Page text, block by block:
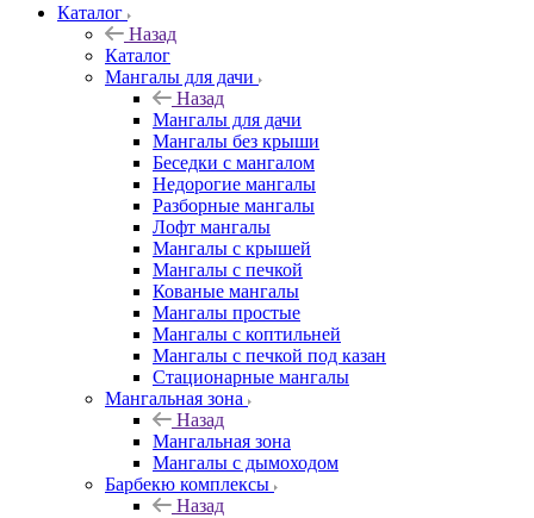
Каталог
Назад
Каталог
Мангалы для дачи
Назад
Мангалы для дачи
Мангалы без крыши
Беседки с мангалом
Недорогие мангалы
Разборные мангалы
Лофт мангалы
Мангалы с крышей
Мангалы с печкой
Кованые мангалы
Мангалы простые
Мангалы с коптильней
Мангалы с печкой под казан
Стационарные мангалы
Мангальная зона
Назад
Мангальная зона
Мангалы с дымоходом
Барбекю комплексы
Назад